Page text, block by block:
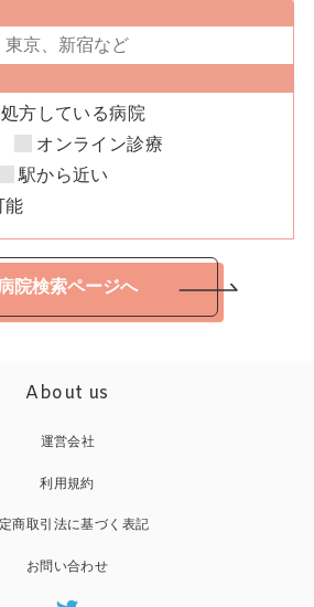
方している病院
オンライン診療
駅から近い
能
院検索ページへ
About us
運営会社
利用規約
商取引法に基づく表記
お問い合わせ